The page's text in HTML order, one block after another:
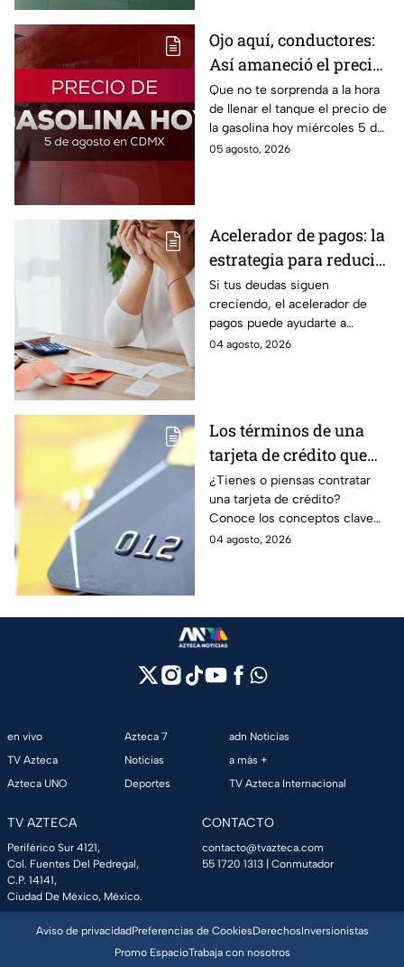
Ojo aquí, conductores:
Así amaneció el precio
de la gasolina HOY
Que no te sorprenda a la hora
de llenar el tanque el precio de
la gasolina hoy miércoles 5 de
agosto 2026; aquí te dejamos
05 agosto, 2026
Acelerador de pagos: la
estrategia para reducir
tus deudas más rápido
y recuperar el control
de tus finanzas
Si tus deudas siguen
creciendo, el acelerador de
pagos puede ayudarte a
ordenar tus finanzas, priorizar
04 agosto, 2026
Los términos de una
tarjeta de crédito que
debes entender para
evitar deudas
¿Tienes o piensas contratar
una tarjeta de crédito?
Conoce los conceptos clave
como CAT, fecha de corte,
04 agosto, 2026
en vivo
TV Azteca
Azteca UNO
Azteca 7
Noticias
Deportes
adn Noticias
a más +
TV Azteca Internacional
TV AZTECA
Periférico Sur 4121,
Col. Fuentes Del Pedregal,
C.P. 14141,
Ciudad De México, México.
CONTACTO
contacto@tvazteca.com
55 1720 1313 | Conmutador
Aviso de privacidadPreferencias de CookiesDerechosInversionistas
Promo EspacioTrabaja con nosotros